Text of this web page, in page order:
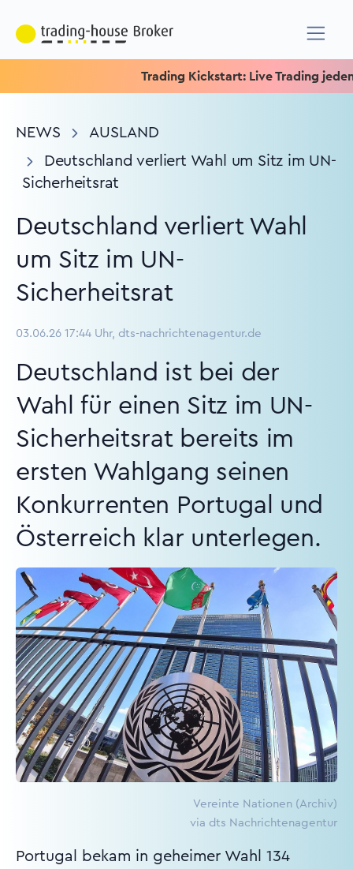
Trading Kickstart: Live Trading jeden
NEWS
AUSLAND
Deutschland verliert Wahl um Sitz im UN-
Sicherheitsrat
Deutschland verliert Wahl
um Sitz im UN-
Sicherheitsrat
03.06.26 17:44 Uhr, dts-nachrichtenagentur.de
Deutschland ist bei der
Wahl für einen Sitz im UN-
Sicherheitsrat bereits im
ersten Wahlgang seinen
Konkurrenten Portugal und
Österreich klar unterlegen.
Vereinte Nationen (Archiv)
via dts Nachrichtenagentur
Portugal bekam in geheimer Wahl 134